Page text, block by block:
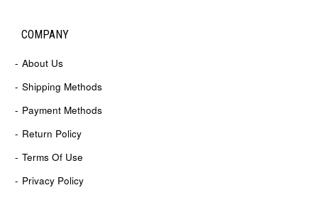
COMPANY
About Us
Shipping Methods
Payment Methods
Return Policy
Terms Of Use
Privacy Policy